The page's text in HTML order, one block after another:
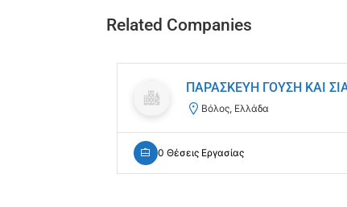
Related Companies
ΠΑΡΑΣΚΕΥH ΓΟYΣΗ ΚΑΙ
Βόλος, Ελλάδα
0 Θέσεις Εργασίας